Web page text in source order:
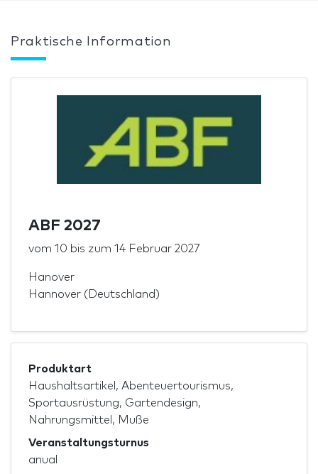
Praktische Information
ABF 2027
vom 10 bis zum 14 Februar 2027
Hanover
Hannover (Deutschland)
Produktart
Haushaltsartikel, Abenteuertourismus,
Sportausrüstung, Gartendesign,
Nahrungsmittel, Muße
Veranstaltungsturnus
anual